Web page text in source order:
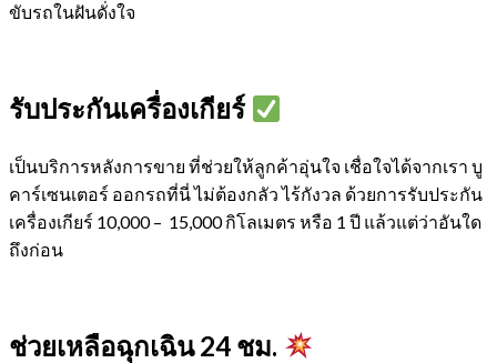
ขับรถในฝันดั่งใจ
รับประกันเครื่องเกียร์
เป็นบริการหลังการขาย ที่ช่วยให้ลูกค้าอุ่นใจ เชื่อใจได้จากเรา บู
คาร์เซนเตอร์ ออกรถที่นี่ ไม่ต้องกลัว ไร้กังวล ด้วยการรับประกัน
เครื่องเกียร์ 10,000 – 15,000 กิโลเมตร หรือ 1 ปี แล้วแต่ว่าอันใด
ถึงก่อน
ช่วยเหลือฉุกเฉิน 24 ชม.